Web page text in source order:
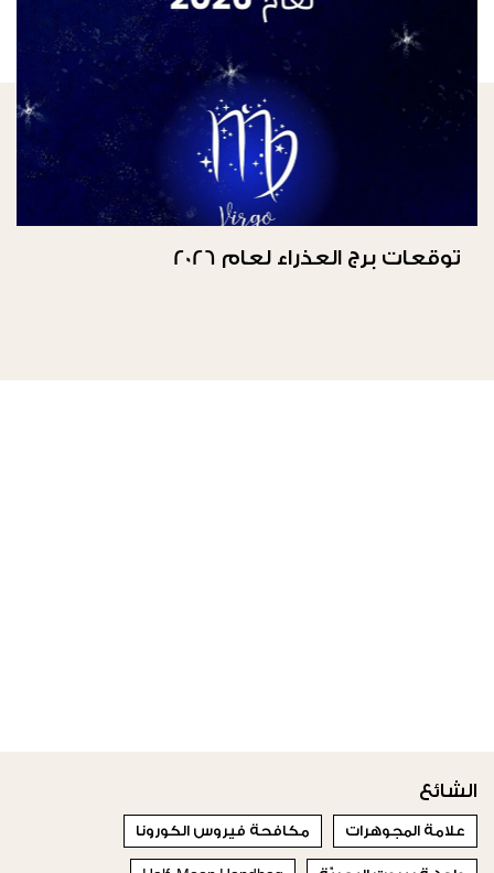
توقعات برج العذراء لعام 2026
الشائع
علامة المجوهرات مكافحة فيروس الكورونا